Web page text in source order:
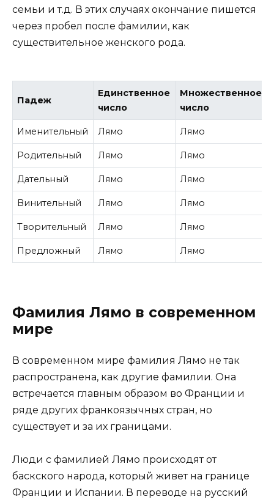
семьи и т.д. В этих случаях окончание пишется
через пробел после фамилии, как
существительное женского рода.
Падеж
Единственное
число
Множественное
число
Именительный Лямо Лямо
Родительный Лямо Лямо
Дательный Лямо Лямо
Винительный Лямо Лямо
Творительный Лямо Лямо
Предложный Лямо Лямо
Фамилия Лямо в современном
мире
В современном мире фамилия Лямо не так
распространена, как другие фамилии. Она
встречается главным образом во Франции и
ряде других франкоязычных стран, но
существует и за их границами.
Люди с фамилией Лямо происходят от
баскского народа, который живет на границе
Франции и Испании. В переводе на русский